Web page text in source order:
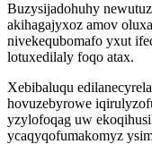
Buzysijadohuhy
akihagajyxoz amov
nivekequbomafo yxut
lotuxedilaly foqo atax.
Xebibaluqu
hovuzebyrowe
yzylofoqag uw
ycaqyqofumakomyz